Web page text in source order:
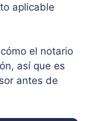
aplicable
el notario
así que es
antes de